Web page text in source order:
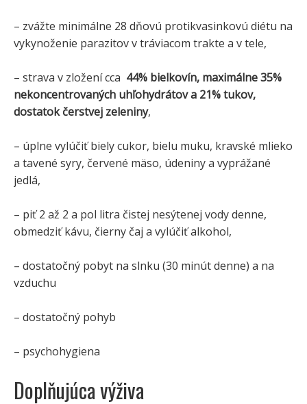
– zvážte minimálne 28 dňovú protikvasinkovú diétu na
vykynoženie parazitov v tráviacom trakte a v tele,
– strava v zložení cca 44% bielkovín, maximálne 35%
nekoncentrovaných uhľohydrátov a 21% tukov,
dostatok čerstvej zeleniny,
– úplne vylúčiť biely cukor, bielu muku, kravské mlieko
a tavené syry, červené mäso, údeniny a vyprážané
jedlá,
– piť 2 až 2 a pol litra čistej nesýtenej vody denne,
obmedziť kávu, čierny čaj a vylúčiť alkohol,
– dostatočný pobyt na slnku (30 minút denne) a na
vzduchu
– dostatočný pohyb
– psychohygiena
Doplňujúca výživa